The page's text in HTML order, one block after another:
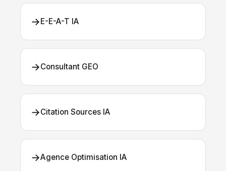
→E-E-A-T IA
→Consultant GEO
→Citation Sources IA
→Agence Optimisation IA